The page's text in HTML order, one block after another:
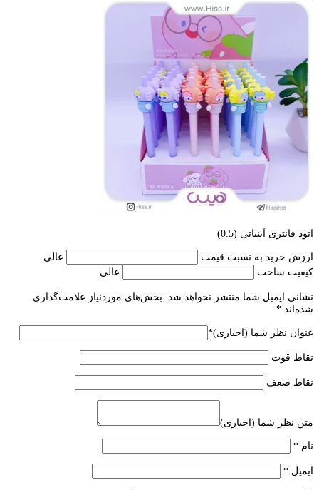
اتود فانتزی آبنباتی (0.5)
ارزش خرید به نسبت قیمت
عالی
کیفیت ساخت
عالی
نشانی ایمیل شما منتشر نخواهد شد. بخش‌های موردنیاز علامت‌گذاری
شده‌اند *
عنوان نظر شما (اجباری)*
نقاط قوت
نقاط ضعف
متن نظر شما (اجباری)
نام *
ایمیل *